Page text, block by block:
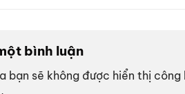
bình luận
bạn sẽ không được hiển thị công